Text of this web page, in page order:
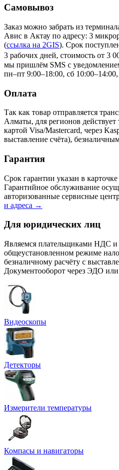
Самовывоз
Заказ можно забрать из
Авис в Актау по адресу: 3
(ссылка на 2GIS). Срок
3 рабочих дней, стоимость от 3
мы пришлём SMS с
пн–пт 9:00–18:00, сб
Оплата
Так как товар отправляется
Алматы, для регионов действует
картой Visa/Mastercard, через
выставление счёта),
Гарантия
Срок гарантии указан в
Гарантийное обслуживание
авторизованные сервисные
и адреса →
Для юридических лиц
Являемся плательщиками НДС и
общеустановленном режиме
безналичному расчёту с
Документооборот через ЭДО
Видеоскопы
Детекторы
Измерители температуры
Компасы и навигаторы